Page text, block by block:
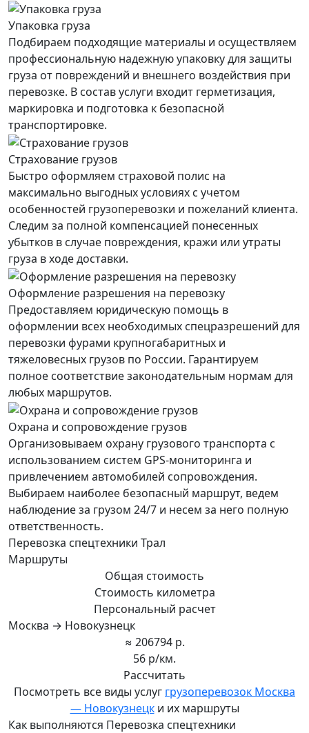
Упаковка груза
Подбираем подходящие материалы и осуществляем
профессиональную надежную упаковку для защиты
груза от повреждений и внешнего воздействия при
перевозке. В состав услуги входит герметизация,
маркировка и подготовка к безопасной
транспортировке.
Страхование грузов
Быстро оформляем страховой полис на
максимально выгодных условиях с учетом
особенностей грузоперевозки и пожеланий клиента.
Следим за полной компенсацией понесенных
убытков в случае повреждения, кражи или утраты
груза в ходе доставки.
Оформление разрешения на перевозку
Предоставляем юридическую помощь в
оформлении всех необходимых спецразрешений для
перевозки фурами крупногабаритных и
тяжеловесных грузов по России. Гарантируем
полное соответствие законодательным нормам для
любых маршрутов.
Охрана и сопровождение грузов
Организовываем охрану грузового транспорта с
использованием систем GPS-мониторинга и
привлечением автомобилей сопровождения.
Выбираем наиболее безопасный маршрут, ведем
наблюдение за грузом 24/7 и несем за него полную
ответственность.
Перевозка спецтехники Трал
Маршруты
Общая стоимость
Стоимость километра
Персональный расчет
Москва → Новокузнецк
≈ 206794 р.
56 р/км.
Рассчитать
Посмотреть все виды услуг грузоперевозок Москва
— Новокузнецки их маршруты
Как выполняются Перевозка спецтехники